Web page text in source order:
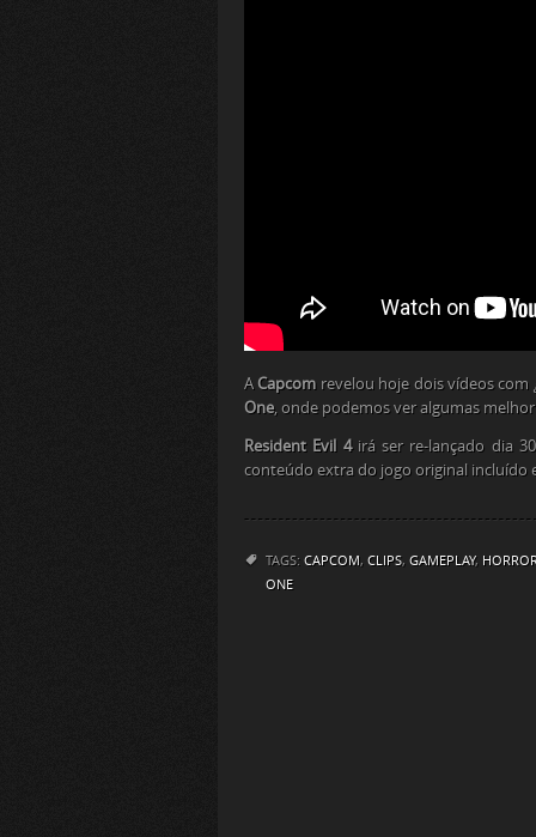
A Capcom revelou hoje dois vídeos com
One, onde podemos ver algumas
Resident Evil 4irá ser re-lançado dia
conteúdo extra do jogo original incluído
TAGS: CAPCOM, CLIPS, GAMEPLAY,
ONE